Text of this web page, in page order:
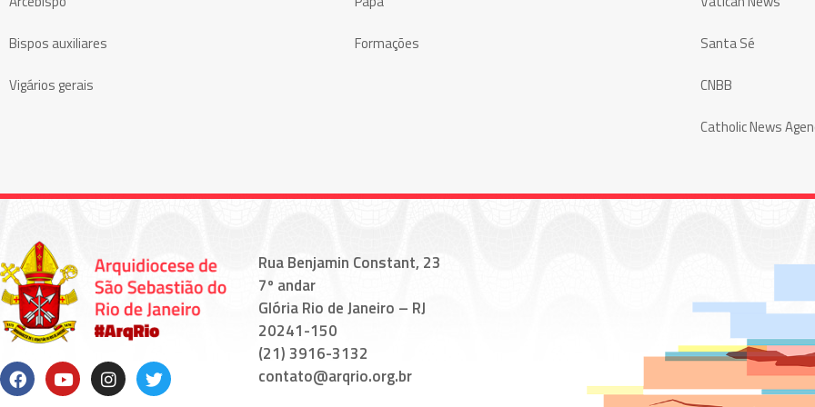
Bispos auxiliares
Vigários gerais
Formações
Santa Sé
CNBB
Catholic News
Rua Benjamin Constant, 23
7º andar
Glória Rio de Janeiro – RJ
20241-150
(21) 3916-3132
contato@arqrio.org.br